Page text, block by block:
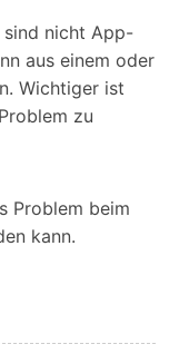
sind nicht App-
aus einem oder
Wichtiger ist
zu
Problem beim
kann.